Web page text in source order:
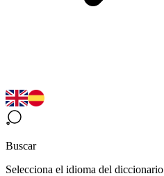
Buscar
Selecciona el idioma del diccionario